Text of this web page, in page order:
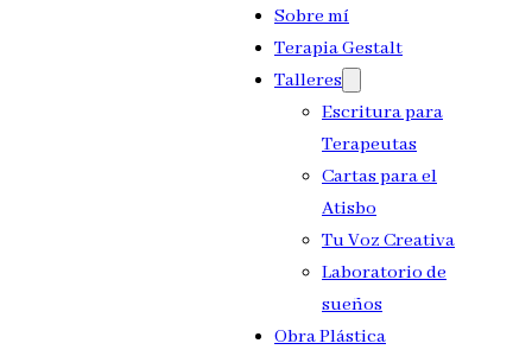
Sobre mí
Terapia Gestalt
Talleres
Escritura para
Terapeutas
Cartas para el
Atisbo
Tu Voz Creativa
Laboratorio de
sueños
Obra Plástica